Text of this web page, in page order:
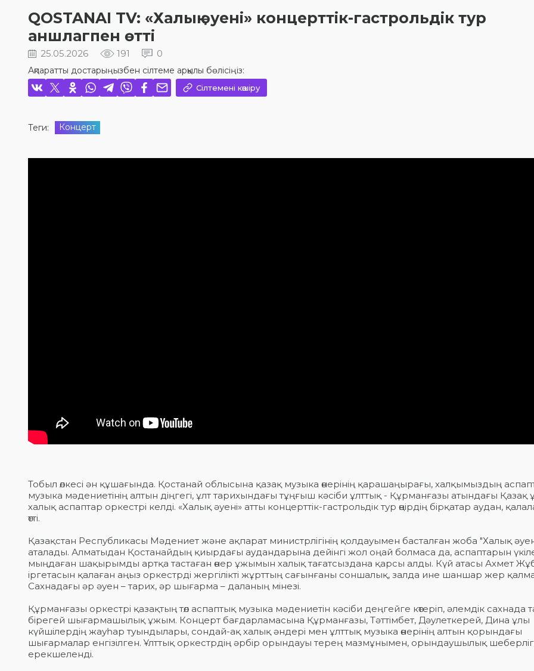
QOSTANAI TV: «Халық әуені» концерттік-гастрольдік тур
аншлагпен өтті
25.05.2026 191 0
Ақпаратты достарыңызбен сілтеме арқылы бөлісіңіз:
Сілтемені көшіру
Теги: Концерт
Тобыл өлкесі ән құшағында. Қостанай облысына қазақ музыка өнерінің қарашаңырағы, халқымыздың
музыка мәдениетінің алтын діңгегі, ұлт тарихындағы тұңғыш кәсіби ұлттық - Құрманғазы атындағы Қазақ
халық аспаптар оркестрі келді. «Халық әуені» атты концерттік-гастрольдік тур өңірдің бірқатар аудан,
өтті.
Қазақстан Республикасы Мәдениет және ақпарат министрлігінің қолдауымен басталған жоба "Халық
аталады. Алматыдан Қостанайдың қиырдағы аудандарына дейінгі жол оңай болмаса да, аспаптарын
мыңдаған шақырымды артқа тастаған өнер ұжымын халық тағатсыздана қарсы алды. Күй атасы Ахмет
іргетасын қалаған аңыз оркестрді жергілікті жұрттың сағынғаны соншалық, залда ине шаншар жер
Сахнадағы әр әуен – тарих, әр шығарма – даланың мінезі.
Құрманғазы оркестрі қазақтың төл аспаптық музыка мәдениетін кәсіби деңгейге көтеріп, әлемдік сахнада
бірегей шығармашылық ұжым. Концерт бағдарламасына Құрманғазы, Тәттімбет, Дәулеткерей, Дина ұлы
күйшілердің жауһар туындылары, сондай-ақ халық әндері мен ұлттық музыка өнерінің алтын қорындағы
шығармалар енгізілген. Ұлттық оркестрдің әрбір орындауы терең мазмұнымен, орындаушылық
ерекшеленді.